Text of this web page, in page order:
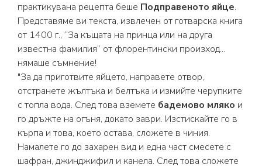
практикувана рецепта беше Подправеното яйце.
Представяме ви текста, извлечен от готварска книга
от 1400 г., “За къщата на принца или на друга
известна фамилия” от флорентински произход...
нямаше съмнение!
"За да приготвите яйцето, направете отвор,
отстранете жълтъка и белтъка и измийте черупките
с топла вода. След това вземете бадемово мляко и
го дръжте на огъня, докато заври. Изстискайте го в
кърпа и това, което остава, сложете в чиния.
Намалете го до захарен вид и една част смесете с
шафран, джинджифил и канела. След това сложете